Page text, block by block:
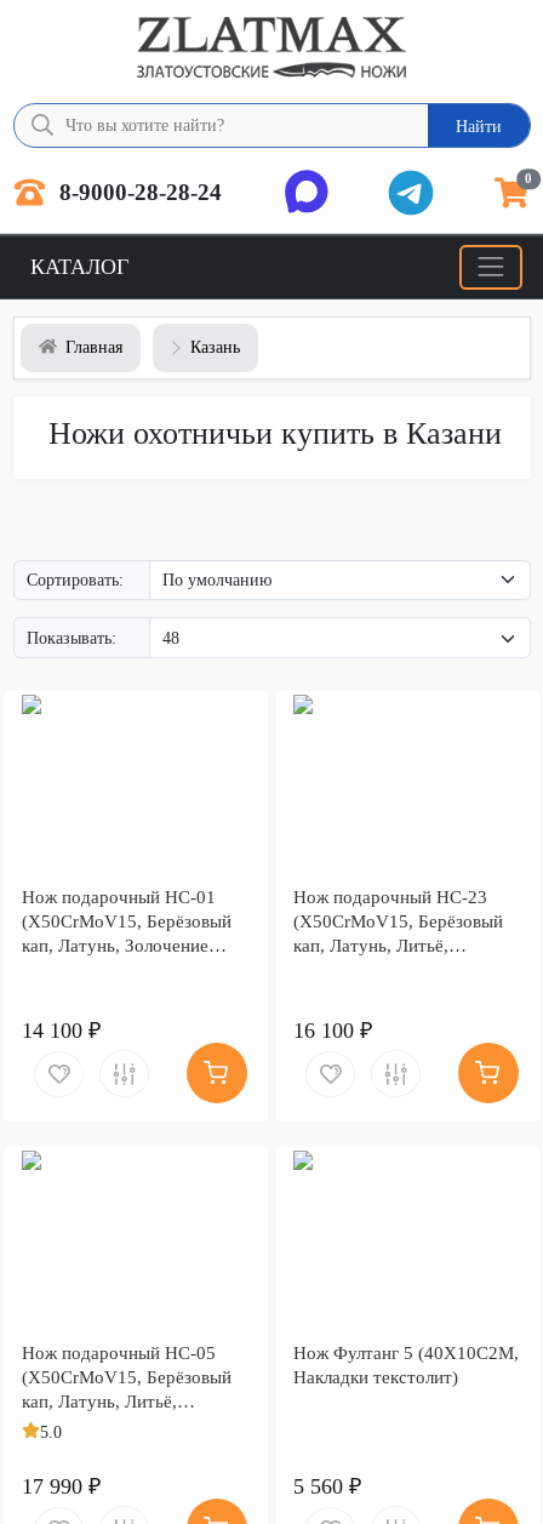
Найти
8-9000-28-28-24 0
КАТАЛОГ
Главная Казань
Ножи охотничьи купить в Казани
Сортировать:
Показывать:
Нож подарочный НС-01
(X50CrMoV15, Берёзовый
кап, Латунь, Золочение
14 100 ₽
Нож подарочный НС-23
(X50CrMoV15, Берёзовый
кап, Латунь, Литьё,
16 100 ₽
Нож подарочный НС-05
(X50CrMoV15, Берёзовый
кап, Латунь, Литьё,
Золочение клинка гарды и
5.0
17 990 ₽
Нож Фултанг 5 (40Х10С2М,
Накладки текстолит)
5 560 ₽